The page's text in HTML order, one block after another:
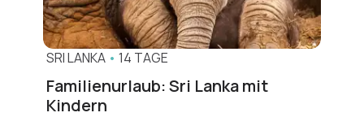
SRI LANKA • 14 TAGE
Familienurlaub: Sri Lanka mit
Kindern